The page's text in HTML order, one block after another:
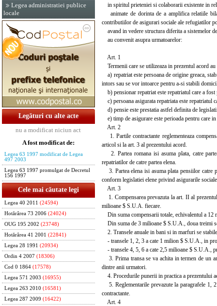
Legea administratiei publice
locale
Legături cu alte acte
nu a modificat niciun act
A fost modificat de:
Legea 63 1997 modificat de Legea
497 2003
Legea 63 1997 promulgat de Decretul
156 1997
Cele mai căutate legi
Legea 40 2011 (24594)
Hotărârea 73 2006 (24024)
OUG 195 2002 (23748)
Hotărârea 41 2001 (22841)
Legea 28 1991 (20934)
Ordin 4 2007 (18306)
Cod 0 1864 (17578)
Legea 571 2003 (16955)
Legea 263 2010 (16581)
Legea 287 2009 (16422)
in spiritul prieteniei si colaborarii existente in
animate de dorinta de a amplifica relatiile
contributiilor de asigurari sociale ale refugiatilor
avand in vedere structura diferita a sistemelor
au convenit asupra urmatoarelor:
Art. 1
Termenii care se utilizeaza in prezentul acord
a) repatriat este persoana de origine greaca,
intors sau se vor intoarce pentru a-si stabili
b) pensionar repatriat este repatriatul care a
c) persoana asigurata repatriata este repatriatul
d) pensie este prestatia astfel definita de
e) timp de asigurare este perioada pentru care
Art. 2
1. Partile contractante reglementeaza
articol si la art. 3 al prezentului acord.
2. Partea romana isi asuma plata, catre
repatriatilor de catre partea elena.
3. Partea elena isi asuma plata pensiilor catre
conform legislatiei elene privind asigurarile
Art. 3
1. Compensarea prevazuta la art. II al
milioane $ S.U.A. fiecare.
Din suma compensarii totale, echivalentul a
Din suma de 3 milioane $ S.U.A., doua treimi
2. Transele anuale in bani si in marfuri se
- transele 1, 2, 3 a cate 1 milion $ S.U.A., in
- transele 4, 5, 6 a cate 2,5 milioane $ S.U.A.,
3. Prima transa se va achita in termen de un
dintre anii urmatori.
4. Procedurile punerii in practica a prezentului
5. Reglementarile prevazute la paragrafele 1,
contractante.
Art. 4